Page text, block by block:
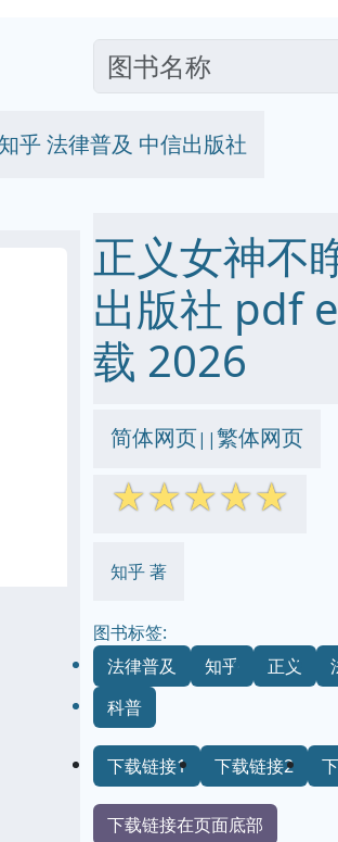
乎 法律普及 中信出版社
正义女神不
出版社 pdf
载 2026
简体网页||繁体网页
☆☆☆☆☆
知乎 著
图书标签:
法律普及
知乎 正义
科普
下载链接1 下载链接2
下载链接在页面底部